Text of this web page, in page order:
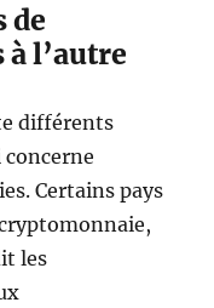
de
l’autre
différents
Certains pays
les